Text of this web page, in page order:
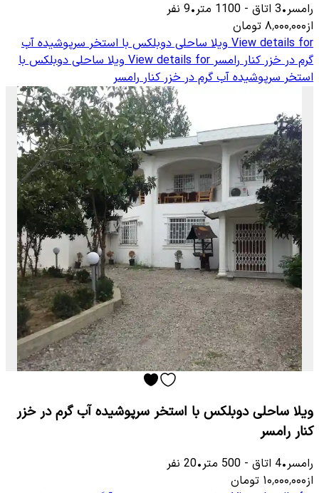
رامسر•
3 اتاق -
1100 متر•
9 نفر
از۸٬۰۰۰٬۰۰۰ تومان
View details for ویلا ساحلی دوبلکس با استخر سرپوشیده آب
گرم در خزر کنار رامسرView details for ویلا ساحلی دوبلکس با
استخر سرپوشیده آب گرم در خزر کنار رامسر
ویلا ساحلی دوبلکس با استخر سرپوشیده آب گرم در خزر
کنار رامسر
رامسر•
4 اتاق -
500 متر•
20 نفر
از۱۰٬۰۰۰٬۰۰۰ تومان